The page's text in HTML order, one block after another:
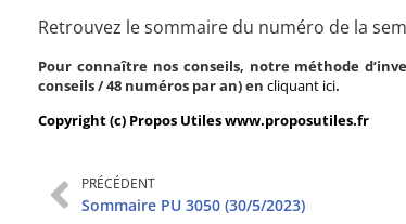
Retrouvez le sommaire du numéro de la
Pour connaître nos conseils, notre méthode
conseils / 48 numéros par an) en cliquant ici.
Copyright (c) Propos Utiles www.proposutiles.fr
PRÉCÉDENT
Sommaire PU 3050 (30/5/2023)